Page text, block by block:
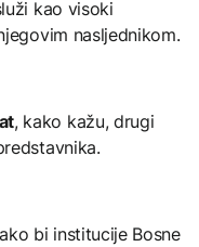
kao visoki
nasljednikom.
, kako kažu, drugi
bi institucije Bosne